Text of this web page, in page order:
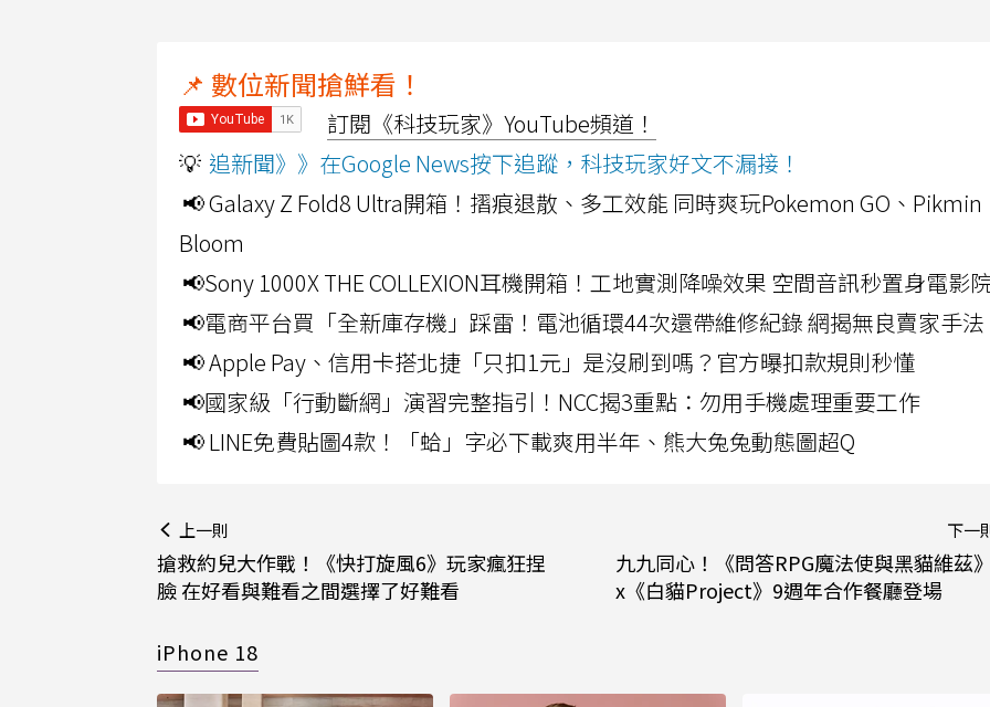
📌 數位新聞搶鮮看！
訂閱《科技玩家》YouTube頻道！
💡 追新聞》》在Google News按下追蹤，科技玩家好文不漏接！
📢 Galaxy Z Fold8 Ultra開箱！摺痕退散、多工效能 同時爽玩Pokemon GO、Pikmin
Bloom
📢Sony 1000X THE COLLEXION耳機開箱！工地實測降噪效果 空間音訊秒置身電影
📢電商平台買「全新庫存機」踩雷！電池循環44次還帶維修紀錄 網揭無良賣家手法
📢 Apple Pay、信用卡搭北捷「只扣1元」是沒刷到嗎？官方曝扣款規則秒懂
📢國家級「行動斷網」演習完整指引！NCC揭3重點：勿用手機處理重要工作
📢 LINE免費貼圖4款！「蛤」字必下載爽用半年、熊大兔兔動態圖超Q
上一則
搶救約兒大作戰！《快打旋風6》玩家瘋狂捏
臉 在好看與難看之間選擇了好難看
下一
九九同心！《問答RPG魔法使與黑貓維茲
x《白貓Project》9週年合作餐廳登場
iPhone 18